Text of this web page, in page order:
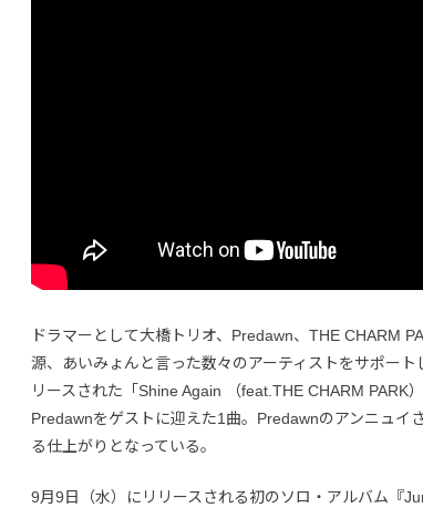
ドラマーとして大橋トリオ、Predawn、THE CHARM
源、あいみょんと言った数々のアーティストをサポート
リースされた「Shine Again （feat.THE CHARM PARK
Predawnをゲストに迎えた1曲。Predawnのアンニュイ
る仕上がりとなっている。
9月9日（水）にリリースされる初のソロ・アルバム『